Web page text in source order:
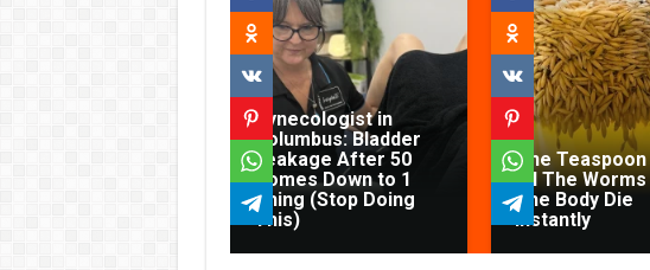
Gynecologist in
Columbus: Bladder
Leakage After 50
Comes Down to 1
Thing (Stop Doing
This)
One Teaspoon
All The Worms
The Body Die
Instantly